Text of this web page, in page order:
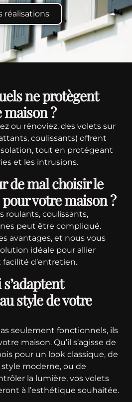
réalisations
ne protègent
maison ?
ou rénoviez, des volets sur
coulissants) offrent
tout en protégeant
et les intrusions.
de mal choisir le
votre maison ?
roulants, coulissants,
peut être compliqué.
avantages, et nous vous
idéale pour allier
d’entretien.
style de votre
seulement fonctionnels, ils
maison. Qu’il s’agisse de
pour un look classique, de
moderne, ou de
la lumière, vos volets
à l’esthétique souhaitée.